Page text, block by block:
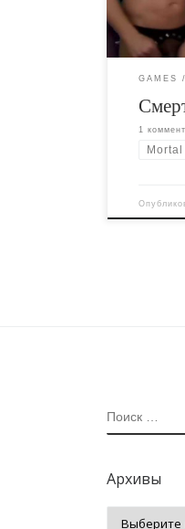
GAMES
1
ПОИСК
Архивы